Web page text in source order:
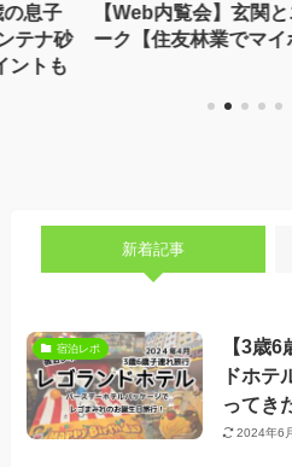
息子
テナ砂
ントも
【Web内覧会】玄関
ーク【住友林業でマイ
新着記事
宿泊レポ
【3歳
ドホテ
ってき
2024年6